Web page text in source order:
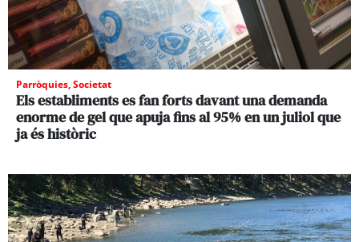
Parròquies,Societat
Els establiments es fan forts davant una demanda
enorme de gel que apuja fins al 95% en un juliol que
ja és històric